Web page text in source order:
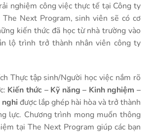
nghiệm công việc thực tế tại Công ty
The Next Program, sinh viên sẽ có cơ
kiến thức đã học từ nhà trường vào
lộ trình trở thành nhân viên công ty
Thực tập sinh/Người học việc nắm rõ
Kiến thức – Kỹ năng – Kinh nghiệm –
nghiđược lắp ghép hài hòa và trở thành
lực. Chương trình mong muốn thông
tại The Next Program giúp các bạn